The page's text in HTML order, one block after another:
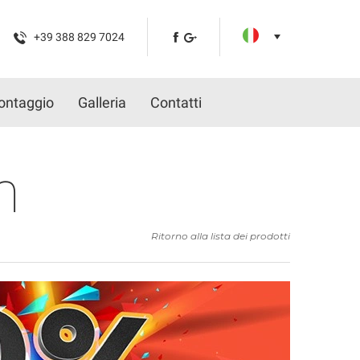
+39 388 829 7024
Galleria Contatti
Ritorno alla lista dei prodotti